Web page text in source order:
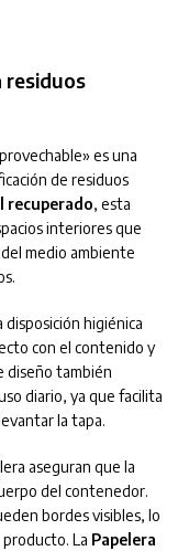
residuos
es una
de residuos
recuperado, esta
interiores que
medio ambiente
higiénica
con el contenido y
diseño también
diario, ya que facilita
la tapa.
aseguran que la
del contenedor.
bordes visibles, lo
La Papelera